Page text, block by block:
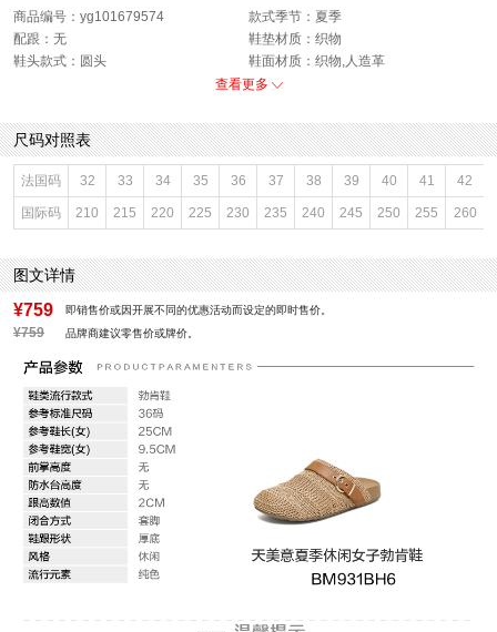
商品编号：yg101679574
款式季节：夏季
配跟：无
鞋垫材质：织物
鞋头款式：圆头
鞋面材质：织物,人造革
参考鞋长(女)：25CM
鞋跟形状：厚底
性别：女子
皮质特征：织物
上市时间：2026年夏季
鞋底材质：橡胶底
参考鞋宽(女)：9.5CM
里料材质：织物,人造革
色系：杏色
鞋类流行款式：勃肯鞋
流行元素：纯色
前掌高度：无
查看更多
尺码对照表
法国码 32 33 34 35 36 37 38 39 40 41 42
国际码 210 215 220 225 230 235 240 245 250 255 260
图文详情
¥759 即销售价或因开展不同的优惠活动而设定的即时售价。
¥759 品牌商建议零售价或牌价。